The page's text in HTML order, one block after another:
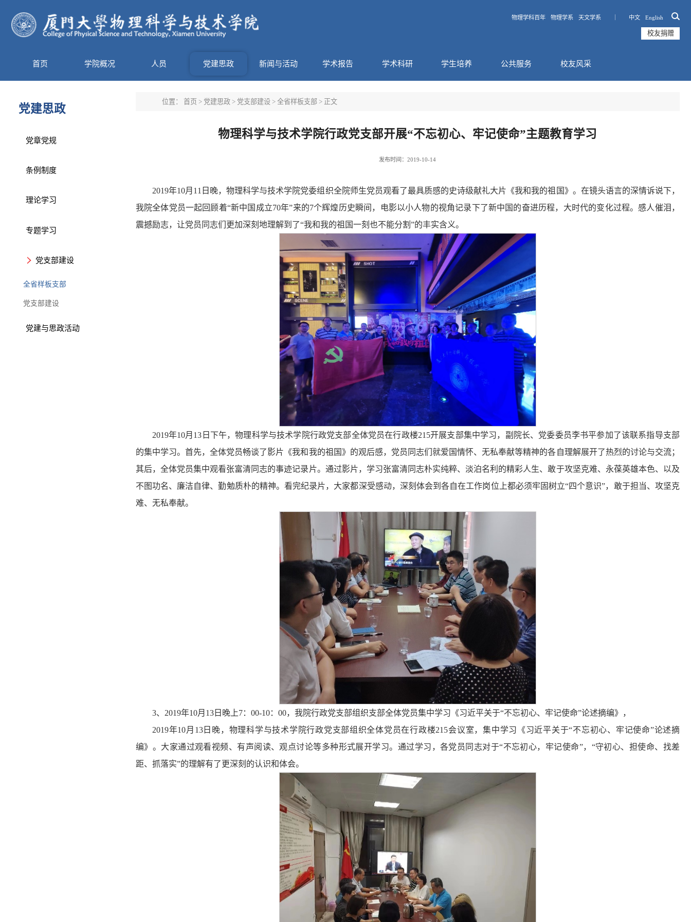
物理学科百年 物理学系 天文学系 ｜ 中文 English
校友捐赠
首页 学院概况 人员 党建思政 新闻与活动 学术报告 学术科研 学生培养 公共服务 校友风采
党建思政
党章党规
条例制度
理论学习
专题学习
党支部建设
全省样板支部
党支部建设
党建与思政活动
位置： 首页 > 党建思政> 党支部建设> 全省样板支部> 正文
物理科学与技术学院行政党支部开展“不忘初心、牢记使命”主题教育学习
发布时间：2019-10-14
2019年10月11日晚，物理科学与技术学院党委组织全院师生党员观看了最具质感的史诗级献礼大片《我和我的祖国》。在镜头语言的深情诉说下，
我院全体党员一起回顾着“新中国成立70年”来的7个辉煌历史瞬间，电影以小人物的视角记录下了新中国的奋进历程，大时代的变化过程。感人催泪，
震撼励志，让党员同志们更加深刻地理解到了“我和我的祖国一刻也不能分割”的丰实含义。
2019年10月13日下午，物理科学与技术学院行政党支部全体党员在行政楼215开展支部集中学习，副院长、党委委员李书平参加了该联系指导支部
的集中学习。首先，全体党员畅谈了影片《我和我的祖国》的观后感，党员同志们就爱国情怀、无私奉献等精神的各自理解展开了热烈的讨论与交流；
其后，全体党员集中观看张富清同志的事迹记录片。通过影片，学习张富清同志朴实纯粹、淡泊名利的精彩人生、敢于攻坚克难、永葆英雄本色、以及
不图功名、廉洁自律、勤勉质朴的精神。看完纪录片，大家都深受感动，深刻体会到各自在工作岗位上都必须牢固树立“四个意识”，敢于担当、攻坚克
难、无私奉献。
3、2019年10月13日晚上7：00-10：00，我院行政党支部组织支部全体党员集中学习《习近平关于“不忘初心、牢记使命”论述摘编》，
2019年10月13日晚，物理科学与技术学院行政党支部组织全体党员在行政楼215会议室，集中学习《习近平关于“不忘初心、牢记使命”论述摘
编》。大家通过观看视频、有声阅读、观点讨论等多种形式展开学习。通过学习，各党员同志对于“不忘初心，牢记使命”，“守初心、担使命、找差
距、抓落实”的理解有了更深刻的认识和体会。